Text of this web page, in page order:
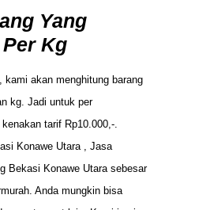
Yang
Kg
kami akan menghitung barang
kg. Jadi untuk per
tarif Rp10.000,-.
Konawe Utara , Jasa
Bekasi Konawe Utara sebesar
Anda mungkin bisa